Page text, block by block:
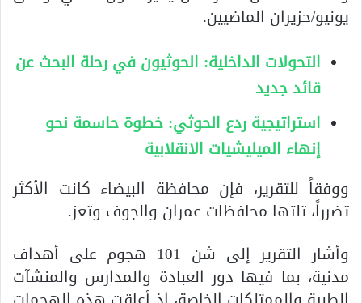
يونيو/حزيران الماضيين.
التحولات الداخلية: الحوثيون في رحلة البحث عن
قائد جديد
استراتيجية ردع الحوثي: خطوة حاسمة نحو
إنهاء الميليشيات الانقلابية
ووفقاً للتقرير، فإن محافظة البيضاء كانت الأكثر
تضرراً، تلتها محافظات عمران والجوف وتعز.
وأشار التقرير إلى شن 101 هجوم على أهداف
مدنية، بما فيها دور العبادة والمدارس والمنشآت